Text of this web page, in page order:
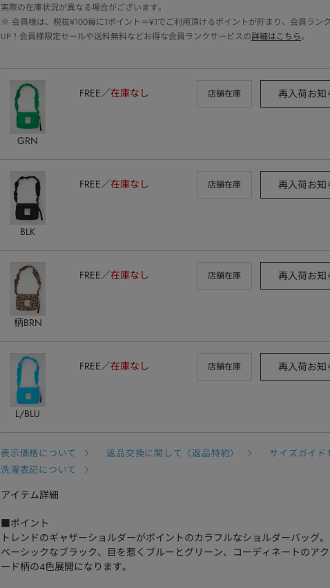
実際の在庫状況が異なる場合がございます。
※ 会員様は、税抜¥100毎に1ポイント＝¥1でご利用頂けるポイントが貯まり、会員ラン
UP！会員様限定セールや送料無料などお得な会員ランクサービスの詳細はこちら。
GRN
FREE 在庫なし 店舗在庫 再入荷お知
BLK
FREE 在庫なし 店舗在庫 再入荷お知
柄BRN
FREE 在庫なし 店舗在庫 再入荷お知
L/BLU
FREE 在庫なし 店舗在庫 再入荷お知
表示価格について 返品交換に関して（返品特約）
サイズガイド
洗濯表記について
アイテム詳細
■ポイント
トレンドのギャザーショルダーがポイントのカラフルなショルダーバッグ。
ベーシックなブラック、目を惹くブルーとグリーン、コーディネートのア
ード柄の4色展開になります。